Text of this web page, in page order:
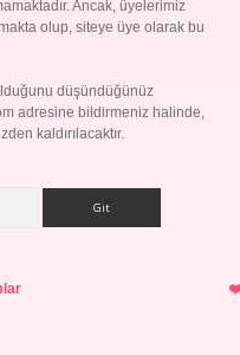
Ancak, üyelerimiz
olup, siteye üye olarak bu
düşündüğünüz
adresine bildirmeniz halinde,
kaldırılacaktır.